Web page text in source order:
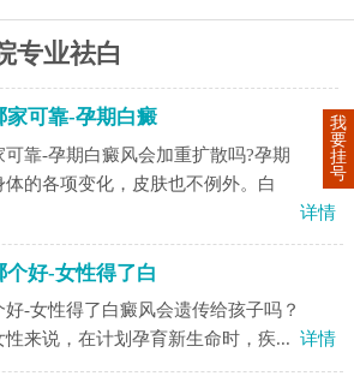
专业祛白
家可靠-孕期白癜
靠-孕期白癜风会加重扩散吗?孕期
的各项变化，皮肤也不例外。白
详情
个好-女性得了白
-女性得了白癜风会遗传给孩子吗？
来说，在计划孕育新生命时，疾... 详情
我
要
挂
号